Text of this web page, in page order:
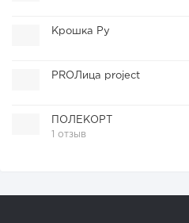
Крошка Ру
PROЛица project
ПОЛЕКОРТ
1 отзыв